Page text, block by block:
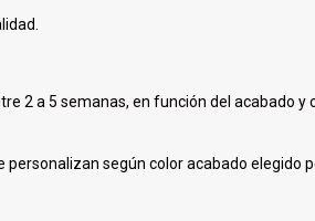
2 a 5 semanas, en función del acabado
según color acabado elegido